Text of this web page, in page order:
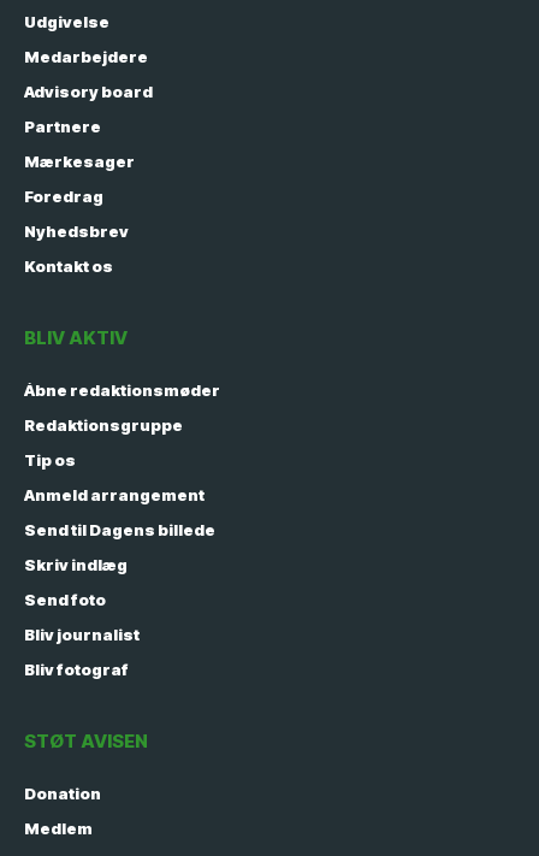
Udgivelse
Medarbejdere
Advisory board
Partnere
Mærkesager
Foredrag
Nyhedsbrev
Kontakt os
BLIV AKTIV
Åbne redaktionsmøder
Redaktionsgruppe
Tip os
Anmeld arrangement
Send til Dagens billede
Skriv indlæg
Send foto
Bliv journalist
Bliv fotograf
STØT AVISEN
Donation
Medlem